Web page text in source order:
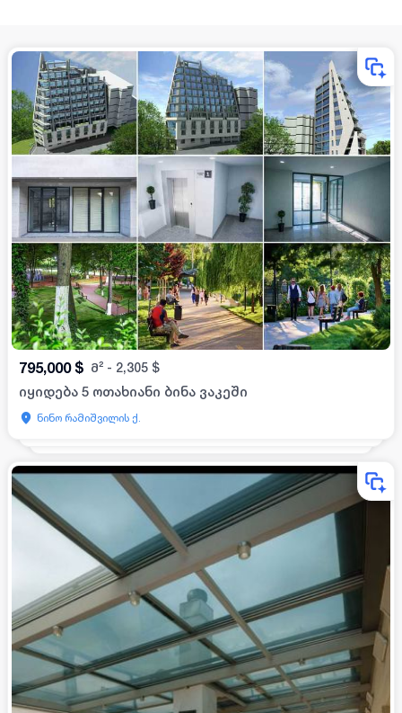
795,000 $ მ² - 2,305 $
იყიდება 5 ოთახიანი ბინა ვაკეში
ნინო რამიშვილის ქ.